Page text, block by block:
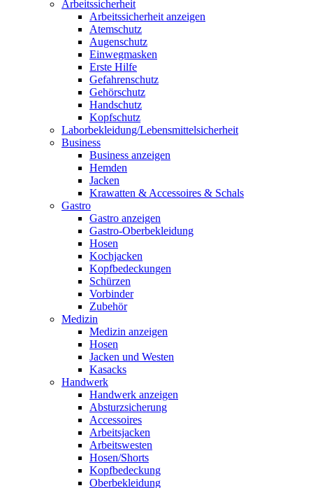
Arbeitssicherheit
Arbeitssicherheit anzeigen
Atemschutz
Augenschutz
Einwegmasken
Erste Hilfe
Gefahrenschutz
Gehörschutz
Handschutz
Kopfschutz
Laborbekleidung/Lebensmittelsicherheit
Business
Business anzeigen
Hemden
Jacken
Krawatten & Accessoires & Schals
Gastro
Gastro anzeigen
Gastro-Oberbekleidung
Hosen
Kochjacken
Kopfbedeckungen
Schürzen
Vorbinder
Zubehör
Medizin
Medizin anzeigen
Hosen
Jacken und Westen
Kasacks
Handwerk
Handwerk anzeigen
Absturzsicherung
Accessoires
Arbeitsjacken
Arbeitswesten
Hosen/Shorts
Kopfbedeckung
Oberbekleidung